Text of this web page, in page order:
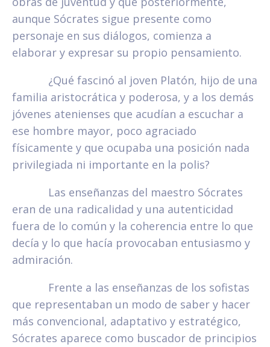
aunque Sócrates sigue presente como
personaje en sus diálogos, comienza a
elaborar y expresar su propio pensamiento.
¿Qué fascinó al joven Platón, hijo de una
familia aristocrática y poderosa, y a los demás
jóvenes atenienses que acudían a escuchar a
ese hombre mayor, poco agraciado
físicamente y que ocupaba una posición nada
privilegiada ni importante en la polis?
Las enseñanzas del maestro Sócrates
eran de una radicalidad y una autenticidad
fuera de lo común y la coherencia entre lo que
decía y lo que hacía provocaban entusiasmo y
admiración.
Frente a las enseñanzas de los sofistas
que representaban un modo de saber y hacer
más convencional, adaptativo y estratégico,
Sócrates aparece como buscador de principios